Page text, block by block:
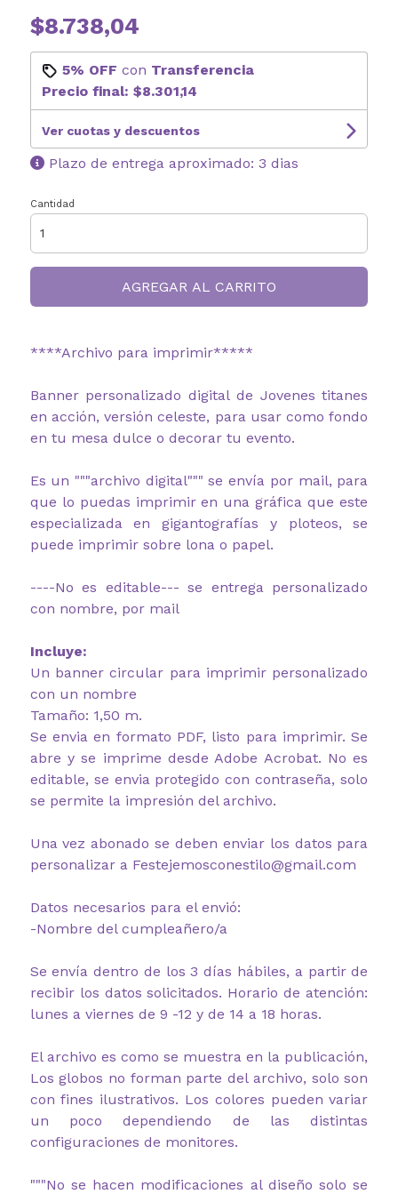
$8.738,04
5% OFF con Transferencia
Precio final: $8.301,14
Ver cuotas y descuentos
Plazo de entrega aproximado: 3 dias
Cantidad
AGREGAR AL CARRITO
****Archivo para imprimir*****
Banner personalizado digital de Jovenes titanes
en acción, versión celeste, para usar como fondo
en tu mesa dulce o decorar tu evento.
Es un """archivo digital""" se envía por mail, para
que lo puedas imprimir en una gráfica que este
especializada en gigantografías y ploteos, se
puede imprimir sobre lona o papel.
----No es editable--- se entrega personalizado
con nombre, por mail
Incluye:
Un banner circular para imprimir personalizado
con un nombre
Tamaño: 1,50 m.
Se envia en formato PDF, listo para imprimir. Se
abre y se imprime desde Adobe Acrobat. No es
editable, se envia protegido con contraseña, solo
se permite la impresión del archivo.
Una vez abonado se deben enviar los datos para
personalizar a Festejemosconestilo@gmail.com
Datos necesarios para el envió:
-Nombre del cumpleañero/a
Se envía dentro de los 3 días hábiles, a partir de
recibir los datos solicitados. Horario de atención:
lunes a viernes de 9 -12 y de 14 a 18 horas.
El archivo es como se muestra en la publicación,
Los globos no forman parte del archivo, solo son
con fines ilustrativos. Los colores pueden variar
un poco dependiendo de las distintas
configuraciones de monitores.
"""No se hacen modificaciones al diseño solo se